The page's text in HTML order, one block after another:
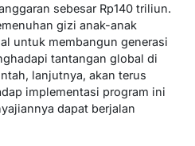
sebesar Rp140 triliun.
gizi anak-anak
untuk membangun generasi
tantangan global di
lanjutnya, akan terus
implementasi program ini
dapat berjalan